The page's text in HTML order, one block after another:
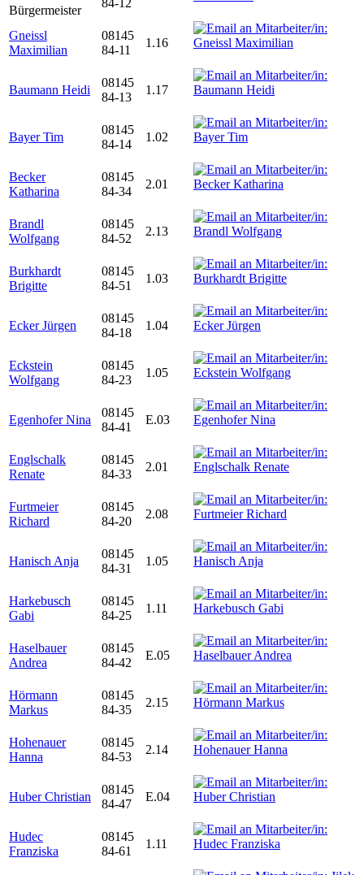
Bürgermeister
84-12
Gneissl
Maximilian
08145
84-11
1.16
Baumann Heidi
08145
84-13
1.17
Bayer Tim
08145
84-14
1.02
Becker
Katharina
08145
84-34
2.01
Brandl
Wolfgang
08145
84-52
2.13
Burkhardt
Brigitte
08145
84-51
1.03
Ecker Jürgen
08145
84-18
1.04
Eckstein
Wolfgang
08145
84-23
1.05
Egenhofer Nina
08145
84-41
E.03
Englschalk
Renate
08145
84-33
2.01
Furtmeier
Richard
08145
84-20
2.08
Hanisch Anja
08145
84-31
1.05
Harkebusch
Gabi
08145
84-25
1.11
Haselbauer
Andrea
08145
84-42
E.05
Hörmann
Markus
08145
84-35
2.15
Hohenauer
Hanna
08145
84-53
2.14
Huber Christian
08145
84-47
E.04
Hudec
Franziska
08145
84-61
1.11